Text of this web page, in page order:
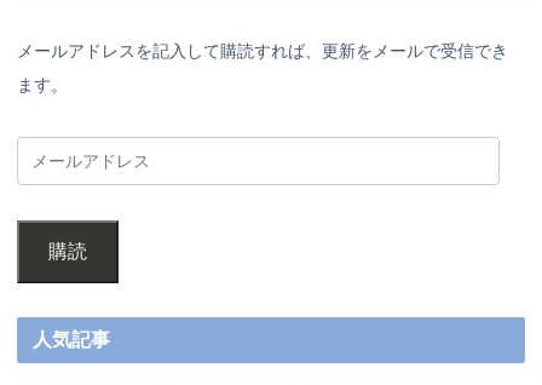
メールアドレスを記入して購読すれば、更新をメールで受信でき
ます。
購読
人気記事